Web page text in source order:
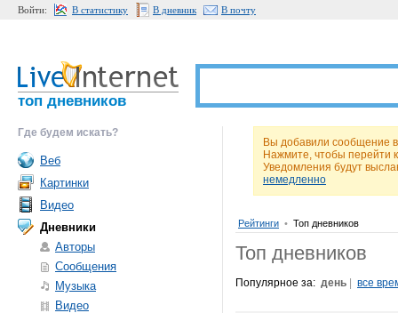
Войти: В статистику В дневник В почту
топ дневников
Вы добавили сообщение
Нажмите, чтобы перейти
Уведомления будут
немедленно
Рейтинги • Топ дневников
Топ дневников
Популярное за: день все
Где будем искать?
Веб
Картинки
Видео
Дневники
Авторы
Сообщения
Музыка
Видео